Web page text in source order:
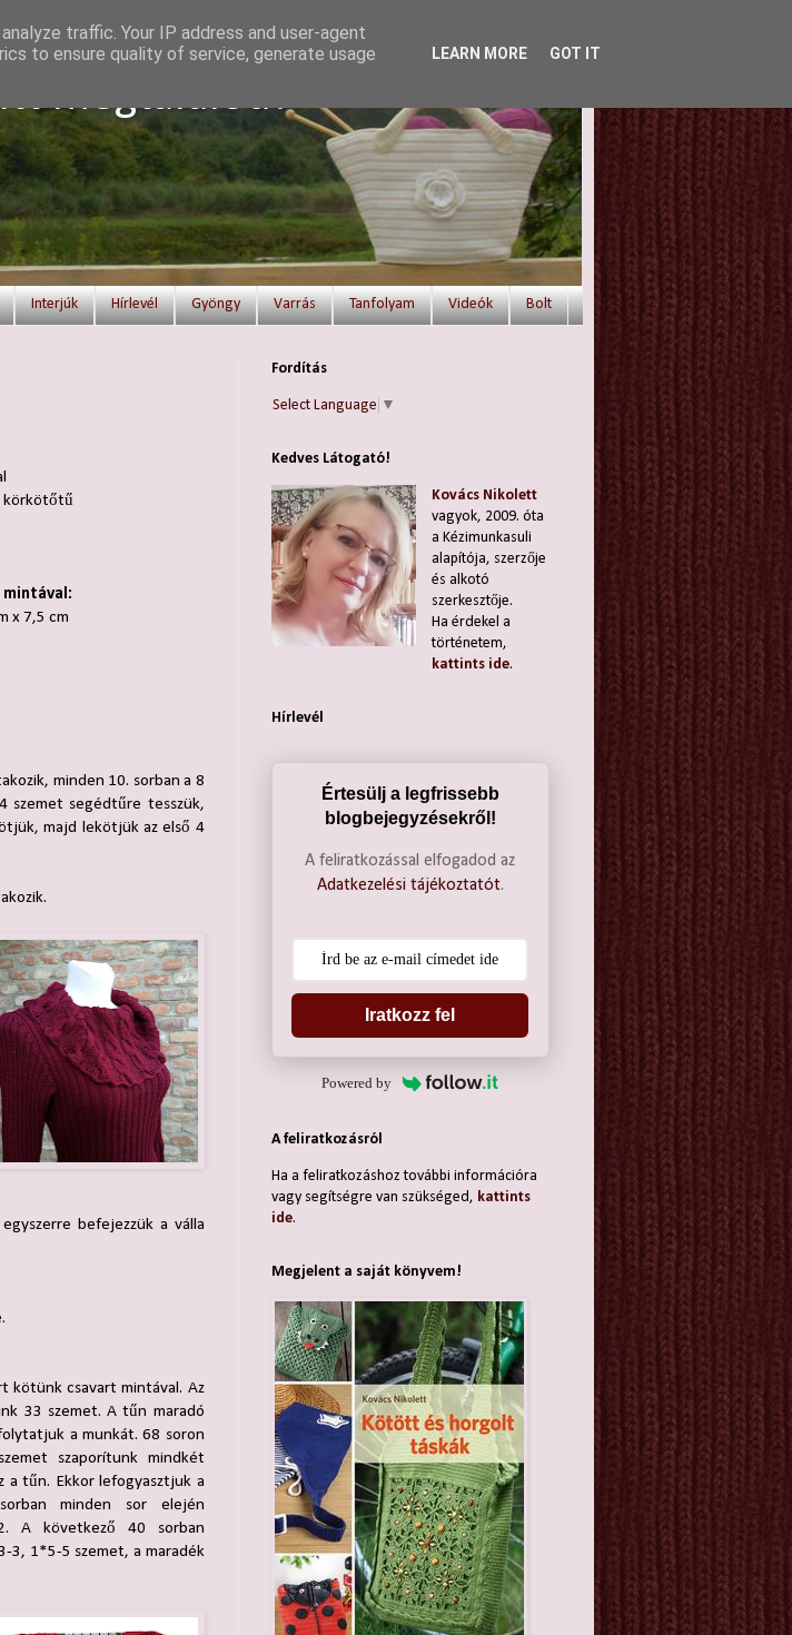
megtalálod!
Interjúk Hírlevél Gyöngy Varrás Tanfolyam Videók Bolt
körkötőtű
x 7,5 cm
minden 10. sorban a 8
szemet segédtűre tesszük,
majd lekötjük az első 4
befejezzük a válla
kötünk csavart mintával. Az
33 szemet. A tűn maradó
a munkát. 68 soron
szaporítunk mindkét
a tűn. Ekkor lefogyasztjuk a
minden sor elején
A következő 40 sorban
3, 1*5-5 szemet, a maradék
Fordítás
Select Language ▼
Kedves Látogató!
Kovács Nikolett
vagyok, 2009. óta
a Kézimunkasuli
alapítója, szerzője
és alkotó
szerkesztője.
Ha érdekel a
történetem,
kattints ide.
Hírlevél
Értesülj a legfrissebb
blogbejegyzésekről!
A feliratkozással elfogadod az
Adatkezelési tájékoztatót.
Iratkozz fel
Powered by
A feliratkozásról
Ha a feliratkozáshoz további információra
vagy segítségre van szükséged, kattints
ide.
Megjelent a saját könyvem!
traffic. Your IP address and user-agent
to ensure quality of service, generate usage
LEARN MORE GOT IT